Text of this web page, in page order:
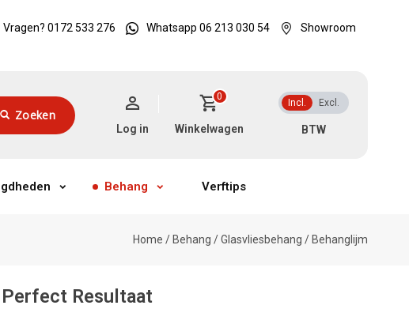
Vragen? 0172 533 276 Whatsapp 06 213 030 54 Showroom
Zoeken
Incl. Excl.
0
Winkelwagen
Log in
Behang Verftips
Home / Behang /Glasvliesbehang / Behanglijm
Resultaat